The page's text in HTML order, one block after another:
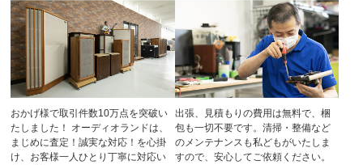
おかげ様で取引件数10万点を突破い
たしました！
オーディオランドは、
まじめに査定！誠実な対応！を心掛
け、お客様一人ひとり丁寧に対応い
出張、見積もりの費用は無料で、梱
包も一切不要です。清掃・整備など
のメンテナンスも私どもがいたしま
すので、安心してご依頼ください。